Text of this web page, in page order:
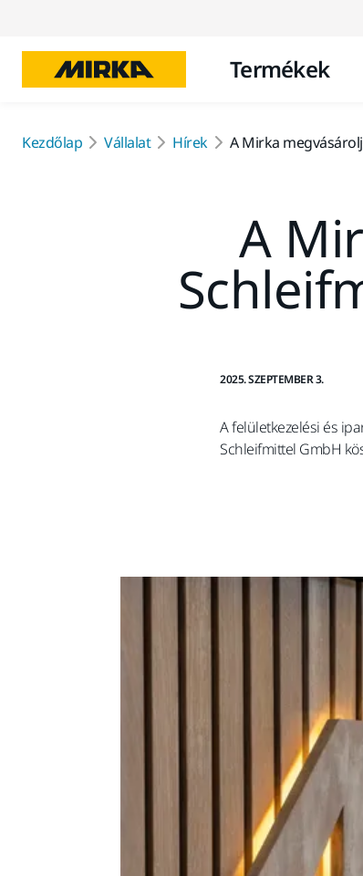
Termékek
Kezdőlap Vállalat Hírek A Mirka
A
2025. SZEPTEMBER 3.
A felületkezelési és
Schleifmittel GmbH